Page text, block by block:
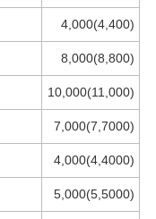
4,000(4,400)
8,000(8,800)
10,000(11,000)
7,000(7,7000)
4,000(4,4000)
5,000(5,5000)